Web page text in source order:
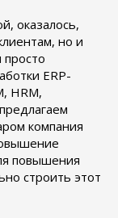
оказалось,
но и
ERP-
HRM,
компания
повышения
строить этот